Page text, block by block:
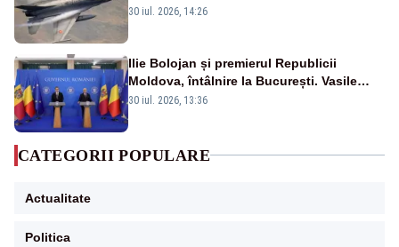
30 iul. 2026, 14:26
Ilie Bolojan și premierul Republicii
Moldova, întâlnire la București. Vasile
Tofan, primit cu onoruri militare
30 iul. 2026, 13:36
CATEGORII POPULARE
Actualitate
Politica